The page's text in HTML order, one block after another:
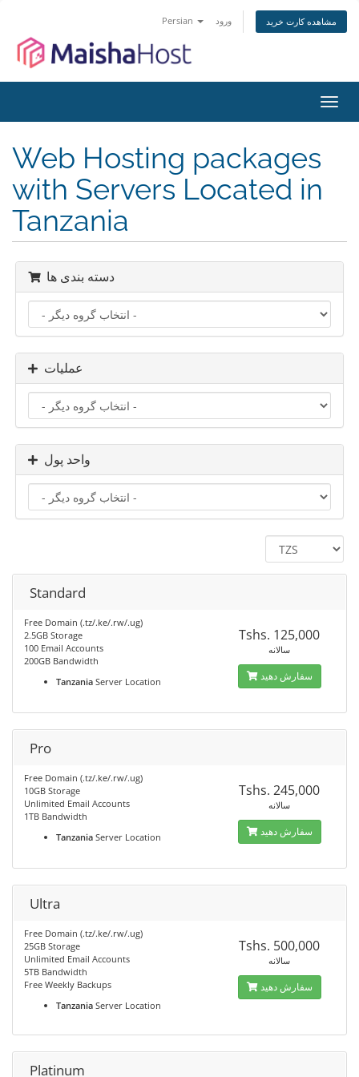
Persian ورود مشاهده کارت خرید
تغییر
Web Hosting packages
with Servers Located in
Tanzania
دسته بندی ها
عملیات
واحد پول
Standard
Free Domain (.tz/.ke/.rw/.ug)
2.5GB Storage
100 Email Accounts
200GB Bandwidth
Tanzania Server Location
Tshs. 125,000
سالانه
سفارش دهید
Pro
Free Domain (.tz/.ke/.rw/.ug)
10GB Storage
Unlimited Email Accounts
1TB Bandwidth
Tanzania Server Location
Tshs. 245,000
سالانه
سفارش دهید
Ultra
Free Domain (.tz/.ke/.rw/.ug)
25GB Storage
Unlimited Email Accounts
5TB Bandwidth
Free Weekly Backups
Tanzania Server Location
Tshs. 500,000
سالانه
سفارش دهید
Platinum